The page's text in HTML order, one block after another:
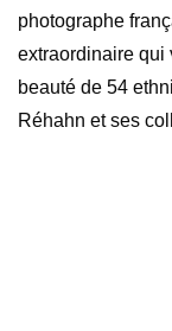
photographe
extraordinaire qui
beauté de 54
Réhahn et ses